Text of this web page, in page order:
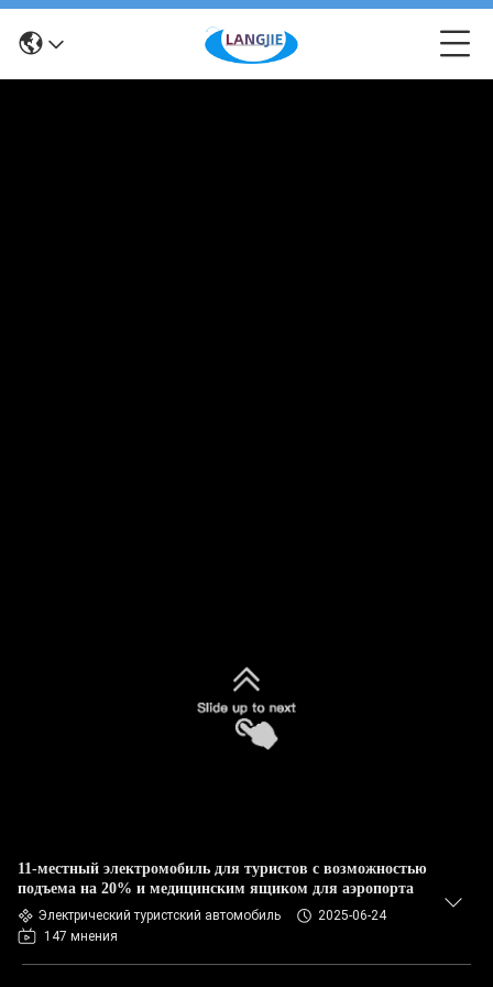
11-местный электромобиль для туристов с возможностью
подъема на 20% и медицинским ящиком для аэропорта
Электрический туристский автомобиль
2025-06-24
147 мнения